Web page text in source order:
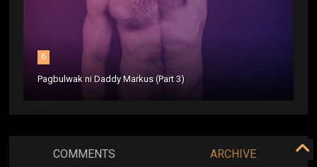
6
Pagbulwak ni Daddy Markus (Part 3)
COMMENTS ARCHIVE